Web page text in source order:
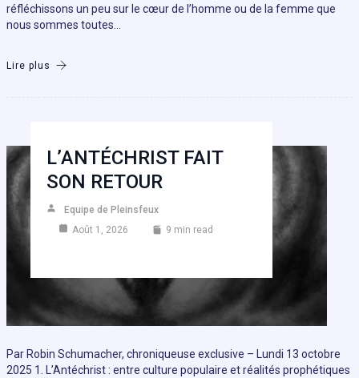
réfléchissons un peu sur le cœur de l’homme ou de la femme que
nous sommes toutes…
Lire plus
L’ANTÉCHRIST FAIT
SON RETOUR
Equipe de Pleinsfeux
Août 1, 2026
9 min read
Par Robin Schumacher, chroniqueuse exclusive – Lundi 13 octobre
2025 1. L’Antéchrist : entre culture populaire et réalités prophétiques